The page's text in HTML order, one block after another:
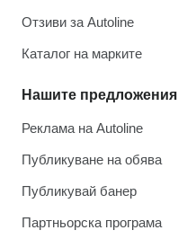
Отзиви за Autoline
Каталог на марките
Нашите предложения
Реклама на Autoline
Публикуване на обява
Публикувай банер
Партньорска програма